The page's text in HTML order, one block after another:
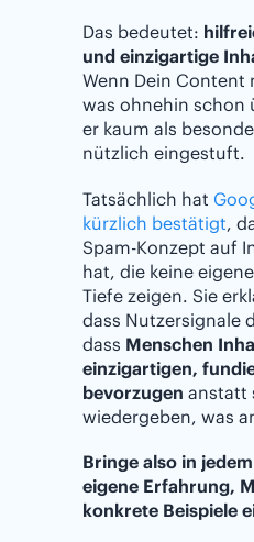
Das bedeutet:
und einzigartige
Wenn Dein Content
was ohnehin schon
er kaum als
nützlich eingestuft.
Tatsächlich hat
kürzlich bestätigt,
Spam-Konzept auf
hat, die keine
Tiefe zeigen. Sie
dass Nutzersignale
dass Menschen
einzigartigen,
bevorzugen anstatt
wiedergeben, was
Bringe also in
eigene Erfahrung,
konkrete Beispiele